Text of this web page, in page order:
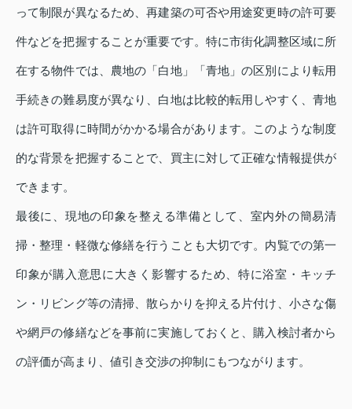
って制限が異なるため、再建築の可否や用途変更時の許可要
件などを把握することが重要です。特に市街化調整区域に所
在する物件では、農地の「白地」「青地」の区別により転用
手続きの難易度が異なり、白地は比較的転用しやすく、青地
は許可取得に時間がかかる場合があります。このような制度
的な背景を把握することで、買主に対して正確な情報提供が
できます。
最後に、現地の印象を整える準備として、室内外の簡易清
掃・整理・軽微な修繕を行うことも大切です。内覧での第一
印象が購入意思に大きく影響するため、特に浴室・キッチ
ン・リビング等の清掃、散らかりを抑える片付け、小さな傷
や網戸の修繕などを事前に実施しておくと、購入検討者から
の評価が高まり、値引き交渉の抑制にもつながります。